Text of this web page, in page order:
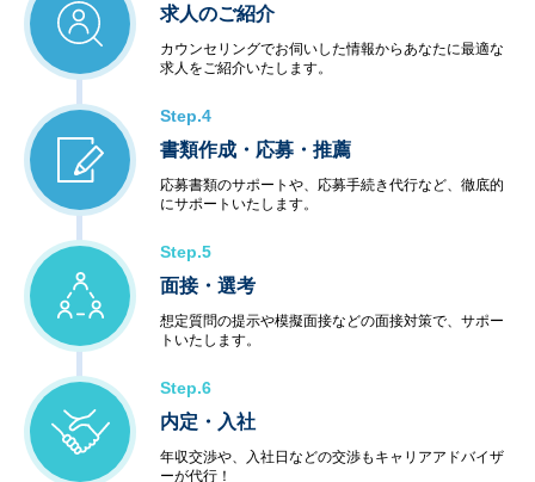
求人のご紹介
カウンセリングでお伺いした情報からあなたに最適な
求人をご紹介いたします。
Step.4
書類作成・応募・推薦
応募書類のサポートや、応募手続き代行など、徹底的
にサポートいたします。
Step.5
面接・選考
想定質問の提示や模擬面接などの面接対策で、サポー
トいたします。
Step.6
内定・入社
年収交渉や、入社日などの交渉もキャリアアドバイザ
ーが代行！